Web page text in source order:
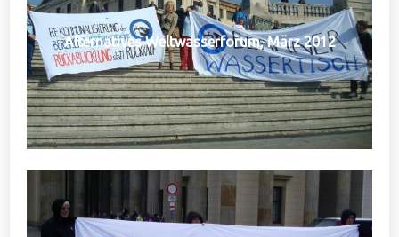
Alternatives Weltwasserforum, März 2012